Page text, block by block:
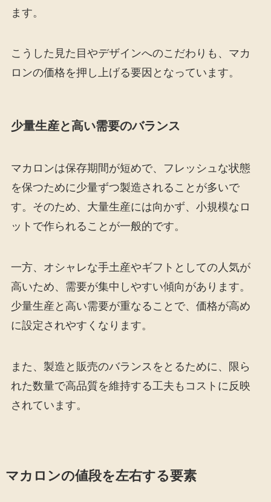
ます。
こうした見た目やデザインへのこだわりも、マカ
ロンの価格を押し上げる要因となっています。
少量生産と高い需要のバランス
マカロンは保存期間が短めで、フレッシュな状態
を保つために少量ずつ製造されることが多いで
す。そのため、大量生産には向かず、小規模なロ
ットで作られることが一般的です。
一方、オシャレな手土産やギフトとしての人気が
高いため、需要が集中しやすい傾向があります。
少量生産と高い需要が重なることで、価格が高め
に設定されやすくなります。
また、製造と販売のバランスをとるために、限ら
れた数量で高品質を維持する工夫もコストに反映
されています。
マカロンの値段を左右する要素